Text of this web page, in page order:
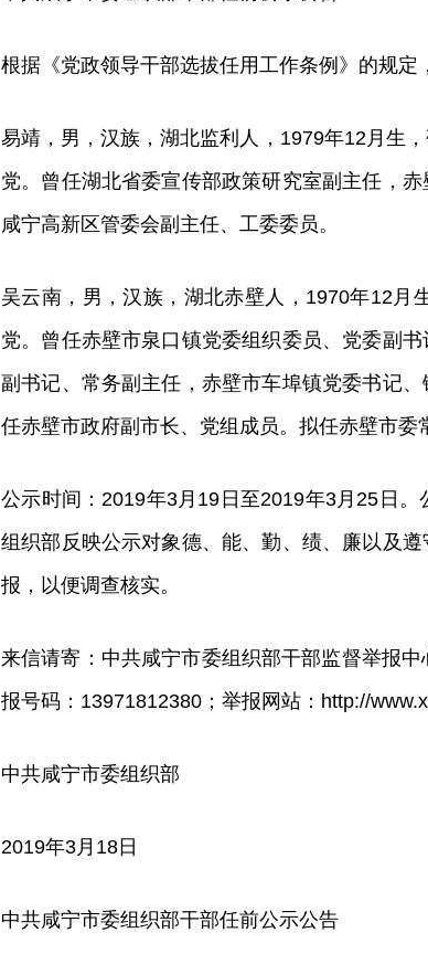
根据《党政领导干部选拔任用工作条例》的规定
易靖，男，汉族，湖北监利人，1979年12月生
党。曾任湖北省委宣传部政策研究室副主任，
咸宁高新区管委会副主任、工委委员。
吴云南，男，汉族，湖北赤壁人，1970年12月
党。曾任赤壁市泉口镇党委组织委员、党委副
副书记、常务副主任，赤壁市车埠镇党委书记
任赤壁市政府副市长、党组成员。拟任赤壁市委
公示时间：2019年3月19日至2019年3月25日
组织部反映公示对象德、能、勤、绩、廉以及
报，以便调查核实。
来信请寄：中共咸宁市委组织部干部监督举报
报号码：13971812380；举报网站：http://
中共咸宁市委组织部
2019年3月18日
中共咸宁市委组织部干部任前公示公告